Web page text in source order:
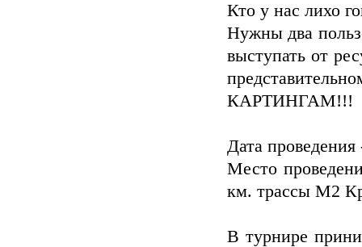
Кто у нас лихо
Нужны два
выступать от
КАРТИНГАМ!!!
Дата
Место
км. трассы М2
В турнире